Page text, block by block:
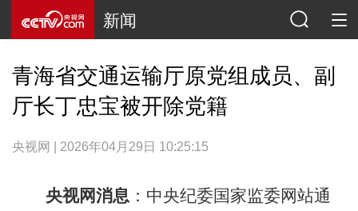
新闻
青海省交通运输厅原党组成员、副
厅长丁忠宝被开除党籍
央视网 | 2026年04月29日 10:25:15
央视网消息 ：中央纪委国家监委网站通